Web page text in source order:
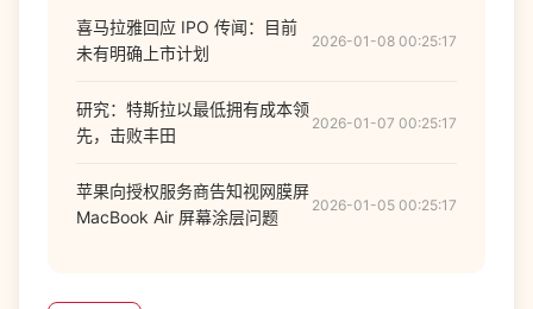
喜马拉雅回应 IPO 传闻：目前
未有明确上市计划
2026-01-08 00:25:17
研究：特斯拉以最低拥有成本领
先，击败丰田
2026-01-07 00:25:17
苹果向授权服务商告知视网膜屏
MacBook Air 屏幕涂层问题
2026-01-05 00:25:17